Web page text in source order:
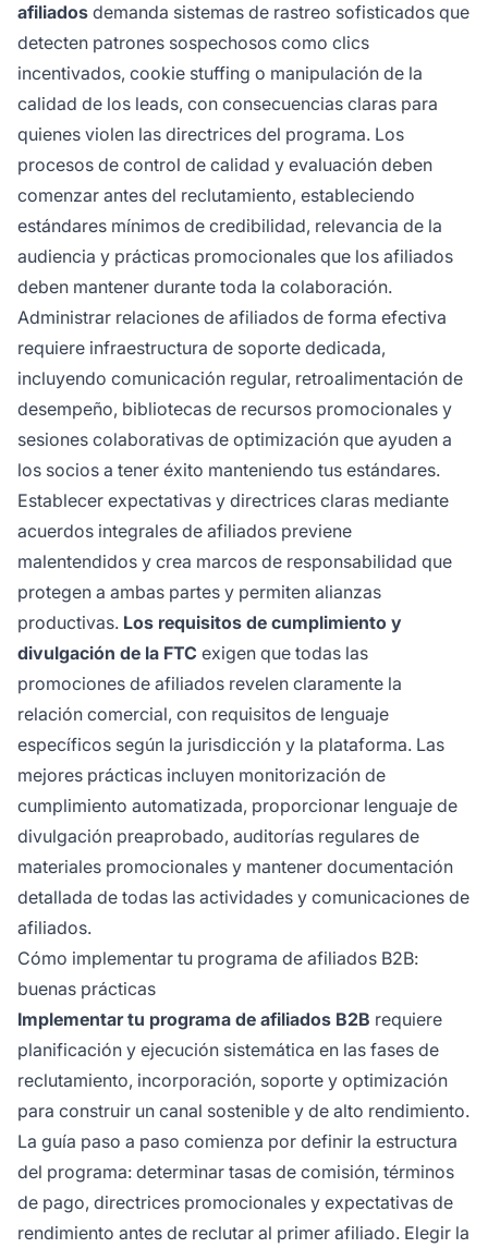
afiliados demanda sistemas de rastreo sofisticados que
detecten patrones sospechosos como clics
incentivados, cookie stuffing o manipulación de la
calidad de los leads, con consecuencias claras para
quienes violen las directrices del programa. Los
procesos de control de calidad y evaluación deben
comenzar antes del reclutamiento, estableciendo
estándares mínimos de credibilidad, relevancia de la
audiencia y prácticas promocionales que los afiliados
deben mantener durante toda la colaboración.
Administrar relaciones de afiliados de forma efectiva
requiere infraestructura de soporte dedicada,
incluyendo comunicación regular, retroalimentación de
desempeño, bibliotecas de recursos promocionales y
sesiones colaborativas de optimización que ayuden a
los socios a tener éxito manteniendo tus estándares.
Establecer expectativas y directrices claras mediante
acuerdos integrales de afiliados previene
malentendidos y crea marcos de responsabilidad que
protegen a ambas partes y permiten alianzas
productivas. Los requisitos de cumplimiento y
divulgación de la FTC exigen que todas las
promociones de afiliados revelen claramente la
relación comercial, con requisitos de lenguaje
específicos según la jurisdicción y la plataforma. Las
mejores prácticas incluyen monitorización de
cumplimiento automatizada, proporcionar lenguaje de
divulgación preaprobado, auditorías regulares de
materiales promocionales y mantener documentación
detallada de todas las actividades y comunicaciones de
afiliados.
Cómo implementar tu programa de afiliados B2B:
buenas prácticas
Implementar tu programa de afiliados B2B requiere
planificación y ejecución sistemática en las fases de
reclutamiento, incorporación, soporte y optimización
para construir un canal sostenible y de alto rendimiento.
La guía paso a paso comienza por definir la estructura
del programa: determinar tasas de comisión, términos
de pago, directrices promocionales y expectativas de
rendimiento antes de reclutar al primer afiliado. Elegir la